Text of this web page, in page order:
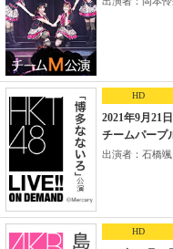
HD
2021年9月21
チームパープ
出演者：石橋颯
HD